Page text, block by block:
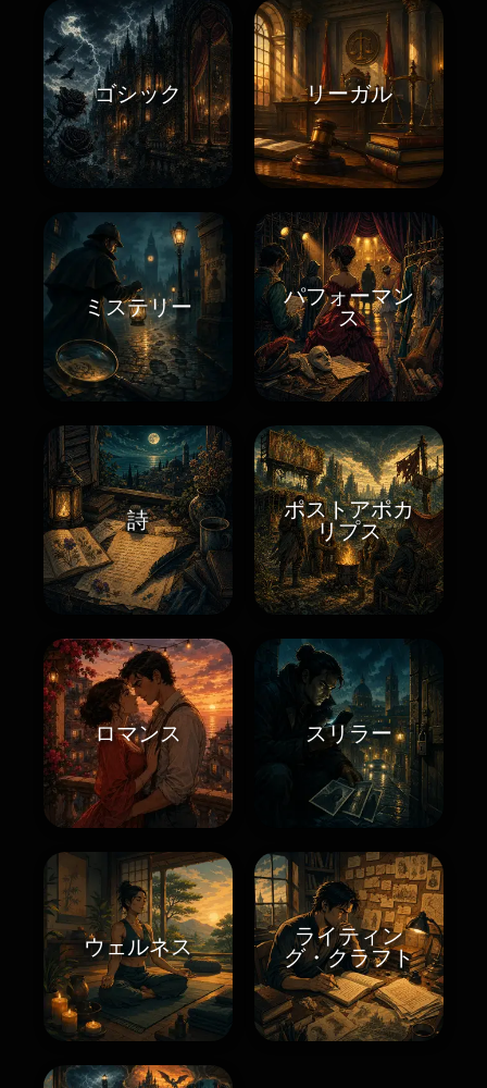
ゴシック リーガル
ミステリー
パフォーマン
ス
詩
ポストアポカ
リプス
ロマンス スリラー
ウェルネス
ライティン
グ・クラフト